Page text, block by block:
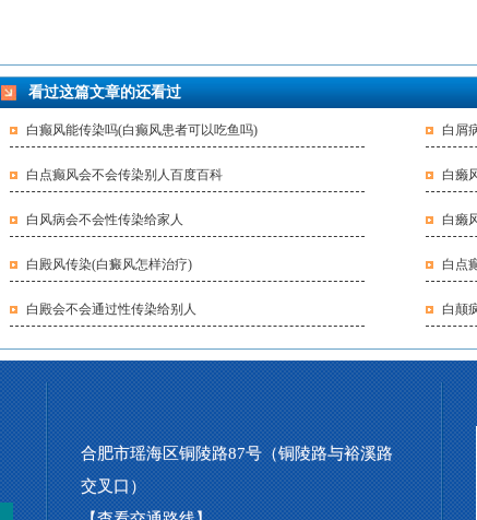
看过这篇文章的还看过
白癫风能传染吗(白癫风患者可以吃鱼吗) 白屑
白点癫风会不会传染别人百度百科 白癞
白风病会不会性传染给家人 白癞
白殿风传染(白癜风怎样治疗) 白点
白殿会不会通过性传染给别人 白颠
合肥市瑶海区铜陵路87号（铜陵路与裕溪路
交叉口）